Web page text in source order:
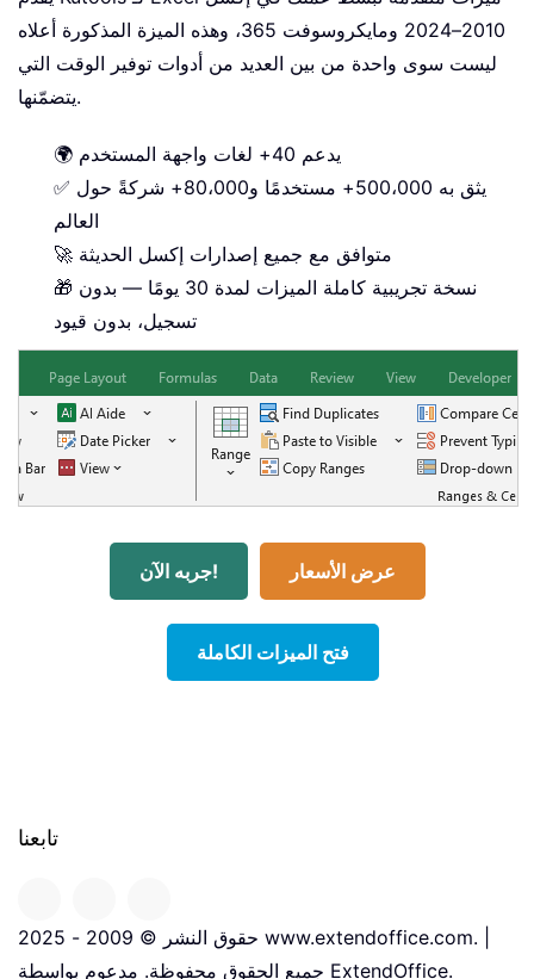
2010–2024 ومايكروسوفت 365، وهذه الميزة المذكورة أعلاه
ليست سوى واحدة من بين العديد من أدوات توفير الوقت التي
يتضمّنها.
🌍 يدعم 40+ لغات واجهة المستخدم
✅ يثق به 500،000+ مستخدمًا و80،000+ شركةً حول
العالم
🚀 متوافق مع جميع إصدارات إكسل الحديثة
🎁 نسخة تجريبية كاملة الميزات لمدة 30 يومًا — بدون
تسجيل، بدون قيود
جربه الآن! عرض الأسعار
فتح الميزات الكاملة
تابعنا
حقوق النشر © 2009 - 2025 www.extendoffice.com. |
جميع الحقوق محفوظة. مدعوم بواسطة ExtendOffice.